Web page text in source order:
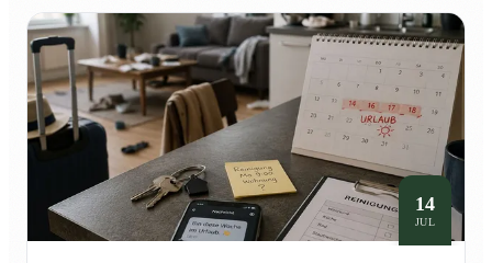
14
JUL